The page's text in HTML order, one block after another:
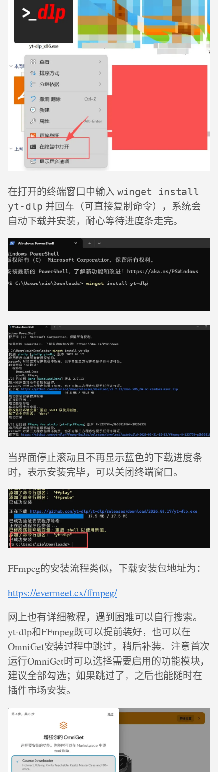
在打开的终端窗口中输入 winget install
yt-dlp 并回车（可直接复制命令），系统会
自动下载并安装，耐心等待进度条走完。
当界面停止滚动且不再显示蓝色的下载进度条
时，表示安装完毕，可以关闭终端窗口。
FFmpeg的安装流程类似，下载安装包地址为：
https://evermeet.cx/ffmpeg/
网上也有详细教程，遇到困难可以自行搜索。
yt-dlp和FFmpeg既可以提前装好，也可以在
OmniGet安装过程中跳过，稍后补装。注意首次
运行OmniGet时可以选择需要启用的功能模块，
建议全部勾选；如果跳过了，之后也能随时在
插件市场安装。